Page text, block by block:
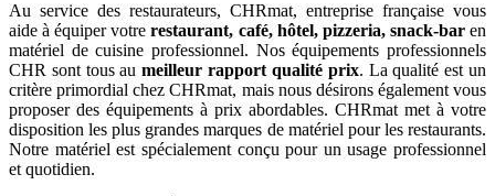
Au service des restaurateurs, CHRmat, entreprise française vous
aide à équiper votrerestaurant, café, hôtel, pizzeria, snack-baren
matériel de cuisine professionnel. Nos équipements professionnels
CHR sont tous aumeilleur rapport qualité prix. La qualité est un
critère primordial chez CHRmat, mais nous désirons également vous
proposer des équipements à prix abordables. CHRmat met à votre
disposition les plus grandes marques de matériel pour les restaurants.
Notre matériel est spécialement conçu pour un usage professionnel
et quotidien.